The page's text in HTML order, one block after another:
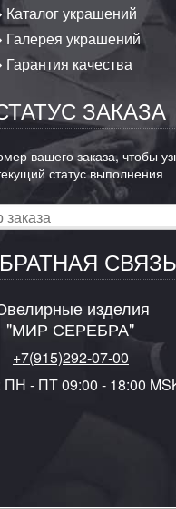
Каталог украшений
Галерея украшений
Гарантия качества
ЗАКАЗА
вашего заказа, чтобы
статус выполнения
СВЯЗЬ
изделия
"МИР СЕРЕБРА"
+7(915)292-07-00
- ПТ 09:00 - 18:00